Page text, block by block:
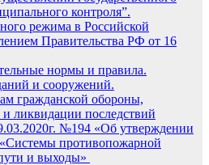
контроля”.
режима в Российской
Правительства РФ от 16
нормы и правила.
и сооружений.
гражданской обороны,
ликвидации последствий
№194 «Об утверждении
противопожарной
и выходы»